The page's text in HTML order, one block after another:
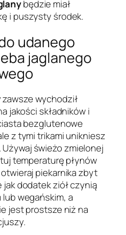
będzie miał
i puszysty środek.
udanego
jaglanego
zawsze wychodził
jakości składników i
bezglutenowe
z tymi trikami unikniesz
świeżo zmielonej
temperaturę płynów
piekarnika zbyt
jak dodatek ziół czynią
wegańskim, a
jest prostsze niż na